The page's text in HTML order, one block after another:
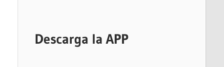
Descarga la APP